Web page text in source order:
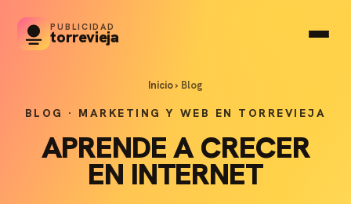
PUBLICIDAD
torrevieja
Inicio› Blog
BLOG · MARKETING Y WEB EN TORREVIEJA
APRENDE A CRECER
EN INTERNET